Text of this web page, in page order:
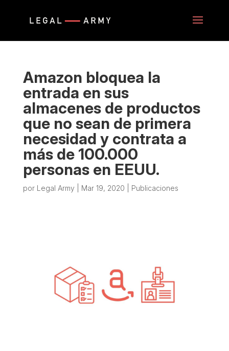
Amazon bloquea la
entrada en sus
almacenes de productos
que no sean de primera
necesidad y contrata a
más de 100.000
personas en EEUU.
por Legal Army Mar 19, 2020 Publicaciones